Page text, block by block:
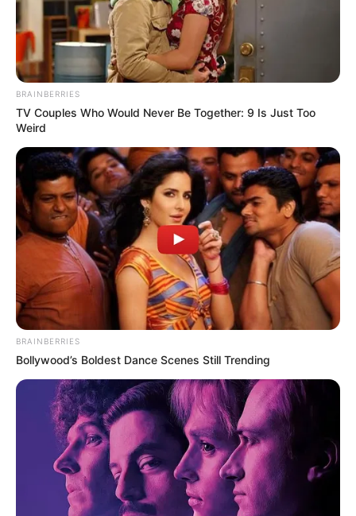
BRAINBERRIES
TV Couples Who Would Never Be Together: 9 Is Just Too
Weird
BRAINBERRIES
Bollywood’s Boldest Dance Scenes Still Trending